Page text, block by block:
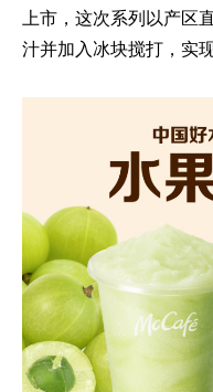
上市，这次系列以产区
汁并加入冰块搅打，实